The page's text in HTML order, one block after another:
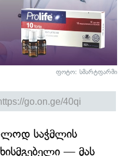
ფოტო: სმარტფარმი
საჭმლის
— მას